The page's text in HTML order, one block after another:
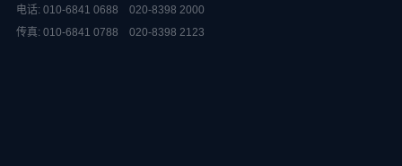
电话: 010-6841 0688 020-8398 2000
传真: 010-6841 0788 020-8398 2123